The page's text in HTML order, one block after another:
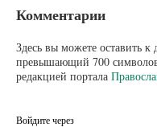
Комментарии
Здесь вы можете оставить
превышающий 700
редакцией портала
Войдите через